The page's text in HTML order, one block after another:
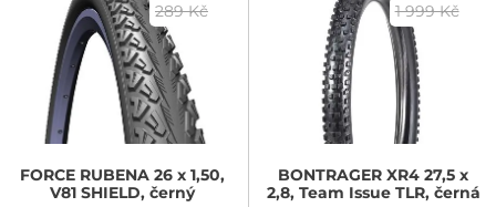
289 Kč
FORCE RUBENA 26 x 1,50,
V81 SHIELD, černý
1 999 Kč
BONTRAGER XR4 27,5 x
2,8, Team Issue TLR, černá